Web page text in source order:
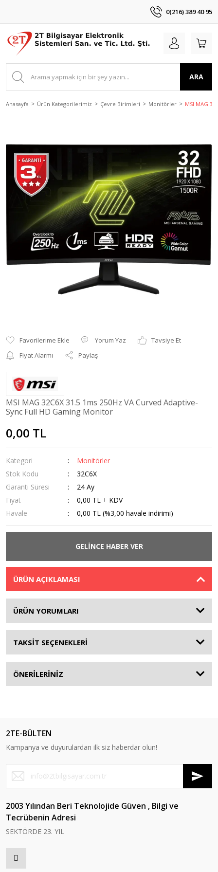
0(216) 389 40 95
ARA
Anasayfa Ürün Kategorilerimiz Çevre Birimleri Monitörler MSI MAG
Yorum Yaz
Tavsiye Et
Fiyat Alarmı
Paylaş
MSI MAG 32C6X 31.5 1ms 250Hz VA Curved Adaptive-
Sync Full HD Gaming Monitör
0,00 TL
Kategori
Monitörler
Stok Kodu
32C6X
Garanti Süresi
24 Ay
Fiyat
0,00 TL + KDV
Havale
0,00 TL (%3,00 havale indirimi)
GELİNCE HABER VER
ÜRÜN AÇIKLAMASI
ÜRÜN YORUMLARI
TAKSİT SEÇENEKLERİ
ÖNERİLERİNİZ
2TE-BÜLTEN
Kampanya ve duyurulardan ilk siz haberdar olun!
2003 Yılından Beri Teknolojide Güven , Bilgi ve
Tecrübenin Adresi
SEKTÖRDE 23. YIL